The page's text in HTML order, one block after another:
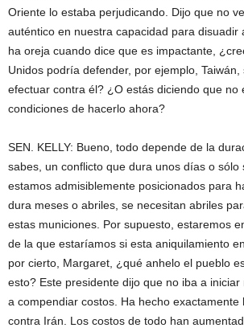
Oriente lo estaba perjudicando. Dijo que no
auténtico en nuestra capacidad para disuadir
ha oreja cuando dice que es impactante,
Unidos podría defender, por ejemplo, Taiwán,
efectuar contra él? ¿O estás diciendo que no
condiciones de hacerlo ahora?
SEN. KELLY: Bueno, todo depende de la
sabes, un conflicto que dura unos días o sólo
estamos admisiblemente posicionados para
dura meses o abriles, se necesitan abriles
estas municiones. Por supuesto, estaremos
de la que estaríamos si esta aniquilamiento
por cierto, Margaret, ¿qué anhelo el pueblo
esto? Este presidente dijo que no iba a
a compendiar costos. Ha hecho exactamente
contra Irán. Los costos de todo han